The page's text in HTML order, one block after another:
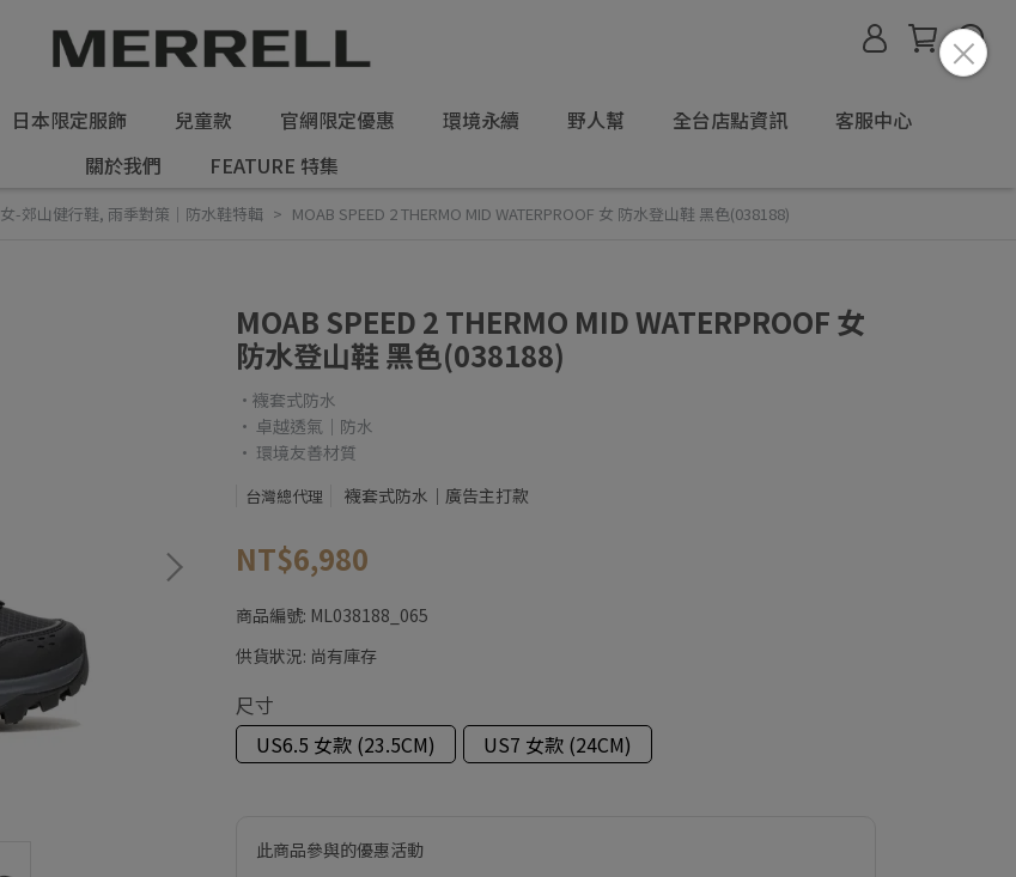
日本限定服飾 兒童款 官網限定優惠 環境永續 野人幫 全台店點資訊
客服中心
關於我們
FEATURE 特集
女-郊山健行鞋, 雨季對策｜防水鞋特輯 MOAB SPEED 2 THERMO MID WATERPROOF 女 防水登山鞋 黑色(038188)
MOAB SPEED 2 THERMO MID WATERPROOF 女
防水登山鞋 黑色(038188)
•襪套式防水
• 卓越透氣｜防水
• 環境友善材質
台灣總代理 襪套式防水｜廣告主打款
NT$6,980
商品編號: ML038188_065
供貨狀況: 尚有庫存
尺寸
US6.5 女款 (23.5CM)
US7 女款 (24CM)
此商品參與的優惠活動